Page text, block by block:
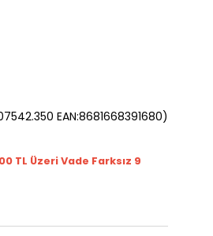
EAN:8681668391680)
TL Üzeri Vade Farksız 9